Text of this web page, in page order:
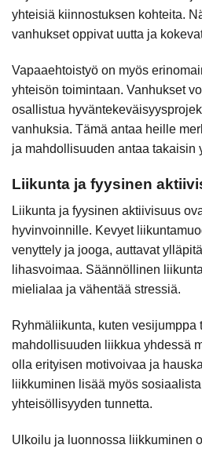
yhteisiä kiinnostuksen kohteita.
vanhukset oppivat uutta ja
Vapaaehtoistyö on myös
yhteisön toimintaan. Vanhukset
osallistua
vanhuksia. Tämä antaa heille
ja mahdollisuuden antaa takaisin
Liikunta ja fyysinen
Liikunta ja fyysinen aktiivisuus
hyvinvoinnille. Kevyet
venyttely ja jooga, auttavat
lihasvoimaa. Säännöllinen
mielialaa ja vähentää stressiä.
Ryhmäliikunta, kuten vesijumppa
mahdollisuuden liikkua yhdessä
olla erityisen motivoivaa ja
liikkuminen lisää myös
yhteisöllisyyden tunnetta.
Ulkoilu ja luonnossa liikkuminen